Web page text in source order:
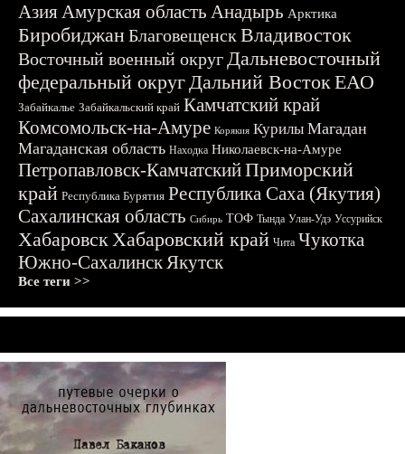
АзияАмурская область Анадырь Арктика
БиробиджанБлаговещенскВладивосток
Восточный военный округДальневосточный
федеральный округДальний ВостокЕАО
Забайкалье Забайкальский край Камчатский край
Комсомольск-на-Амуре Корякия Курилы Магадан
Магаданская область Находка Николаевск-на-Амуре
Петропавловск-КамчатскийПриморский
край Республика Бурятия Республика Саха (Якутия)
Сахалинская область Сибирь ТОФ Тында Улан-Удэ Уссурийск
ХабаровскХабаровский край Чита Чукотка
Южно-СахалинскЯкутск
Все теги >>